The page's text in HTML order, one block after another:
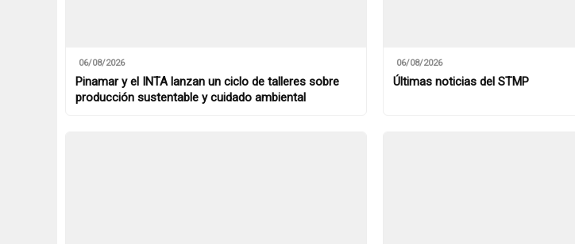
06/08/2026
Pinamar y el INTA lanzan un ciclo de talleres sobre
producción sustentable y cuidado ambiental
06/08/2026
Últimas noticias del STMP